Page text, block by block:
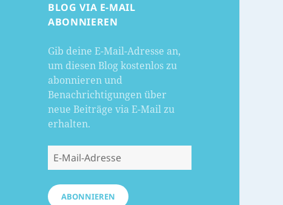
BLOG VIA E-MAIL
ABONNIEREN
Gib deine E-Mail-Adresse an,
um diesen Blog kostenlos zu
abonnieren und
Benachrichtigungen über
neue Beiträge via E-Mail zu
erhalten.
E-
Mail-
Adresse
ABONNIEREN